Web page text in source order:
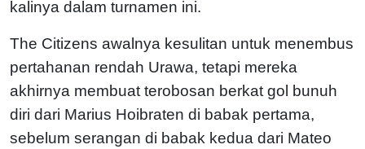
kalinya dalam turnamen ini.
The Citizens awalnya kesulitan untuk menembus
pertahanan rendah Urawa, tetapi mereka
akhirnya membuat terobosan berkat gol bunuh
diri dari Marius Hoibraten di babak pertama,
sebelum serangan di babak kedua dari Mateo